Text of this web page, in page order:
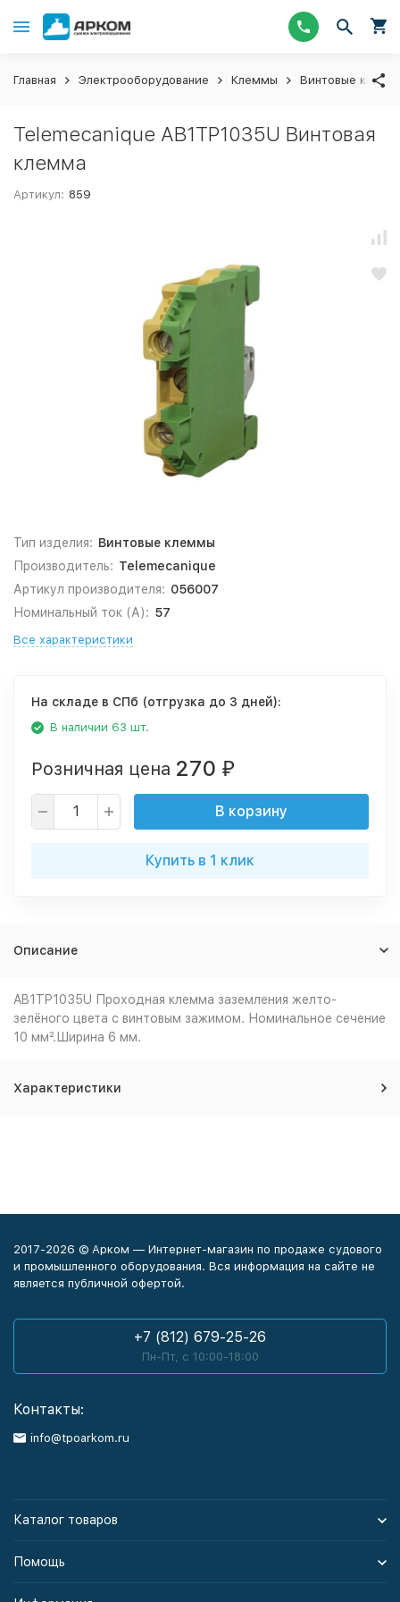
Главная Электрооборудование Клеммы Винтовые
Telemecanique AB1TP1035U Винтовая
клемма
Артикул: 859
Тип изделия: Винтовые клеммы
Производитель: Telemecanique
Артикул производителя: 056007
Номинальный ток (А): 57
Все характеристики
На складе в СПб (отгрузка до 3 дней):
В наличии 63 шт.
Розничная цена 270 ₽
В корзину
Купить в 1 клик
Описание
AB1TP1035U Проходная клемма заземления желто-
зелёного цвета с винтовым зажимом. Номинальное сечение
10 мм².Ширина 6 мм.
Характеристики
2017-2026 © Арком — Интернет-магазин по продаже судового
и промышленного оборудования. Вся информация на сайте не
является публичной офертой.
+7 (812) 679-25-26
Пн-Пт, с 10:00-18:00
Контакты:
info@tpoarkom.ru
Каталог товаров
Помощь